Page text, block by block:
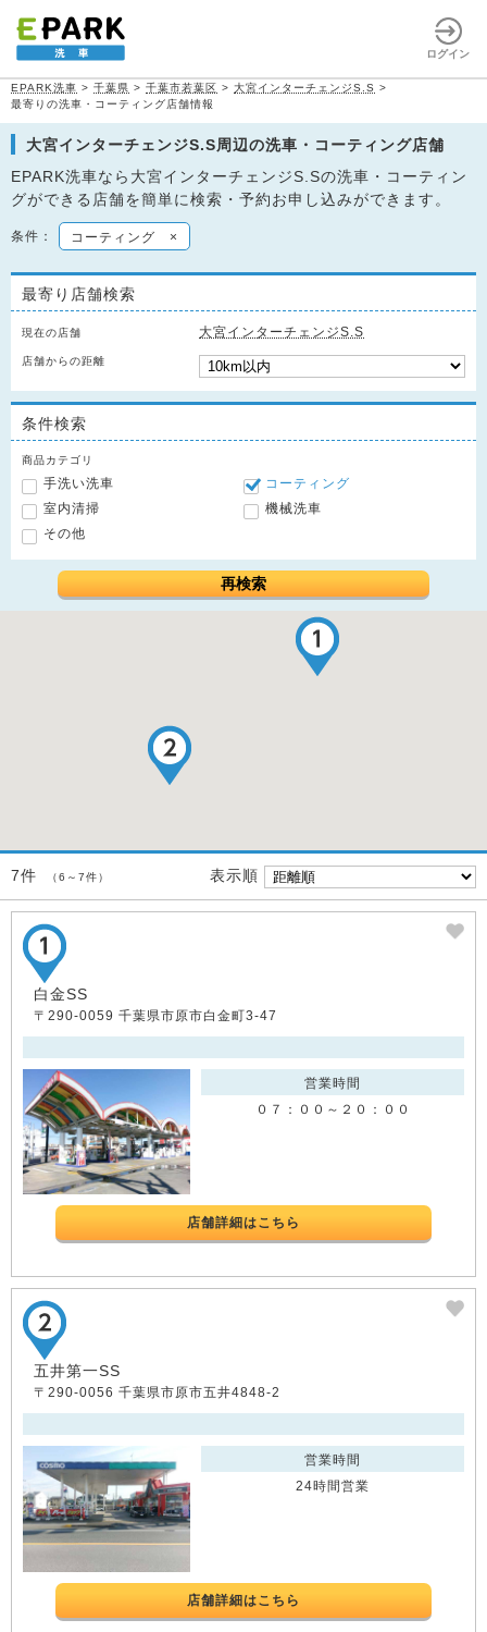
ログイン
EPARK洗車 > 千葉県 > 千葉市若葉区 > 大宮インターチェンジS.S >
最寄りの洗車・コーティング店舗情報
大宮インターチェンジS.S周辺の洗車・コーティング店舗
EPARK洗車なら大宮インターチェンジS.Sの洗車・コーティン
グができる店舗を簡単に検索・予約お申し込みができます。
条件： コーティング ×
最寄り店舗検索
現在の店舗 大宮インターチェンジS.S
店舗からの距離
条件検索
商品カテゴリ
手洗い洗車
コーティング
室内清掃
機械洗車
その他
再検索
7件 （6～7件） 表示順
白金SS
〒290-0059 千葉県市原市白金町3-47
営業時間
０７：００～２０：００
店舗詳細はこちら
五井第一SS
〒290-0056 千葉県市原市五井4848-2
営業時間
24時間営業
店舗詳細はこちら